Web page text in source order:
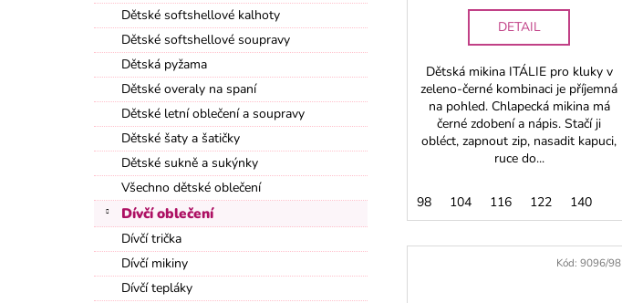
Dětské softshellové kalhoty
Dětské softshellové soupravy
Dětská pyžama
Dětské overaly na spaní
Dětské letní oblečení a soupravy
Dětské šaty a šatičky
Dětské sukně a sukýnky
Všechno dětské oblečení
Dívčí oblečení
Dívčí trička
Dívčí mikiny
Dívčí tepláky
DETAIL
Dětská mikina ITÁLIE pro kluky v
zeleno-černé kombinaci je příjemná
na pohled. Chlapecká mikina má
černé zdobení a nápis. Stačí ji
obléct, zapnout zip, nasadit kapuci,
ruce do...
98 104 116 122 140
Kód:9096/98